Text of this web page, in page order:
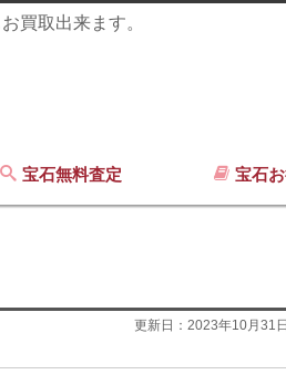
買取出来ます。
宝石無料査定 宝石
更新日： 2023年10月31日